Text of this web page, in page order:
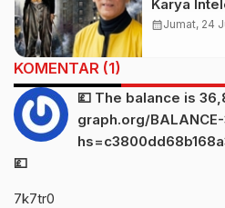
Karya
Chaplin
calendar_monthJumat, 24
KOMENTAR (1)
💷 The balance is
graph.org/
💷
7k7tr0